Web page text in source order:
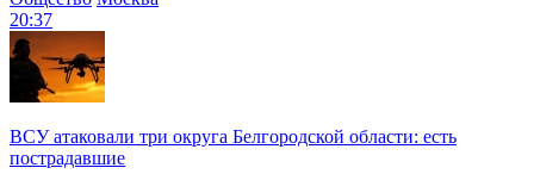
20:37
ВСУ атаковали три округа Белгородской области: есть
пострадавшие